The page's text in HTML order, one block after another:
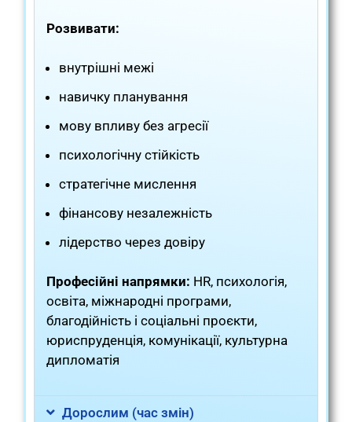
Розвивати:
внутрішні межі
навичку планування
мову впливу без агресії
психологічну стійкість
стратегічне мислення
фінансову незалежність
лідерство через довіру
Професійні напрямки: HR, психологія,
освіта, міжнародні програми,
благодійність і соціальні проєкти,
юриспруденція, комунікації, культурна
дипломатія
Дорослим (час змін)